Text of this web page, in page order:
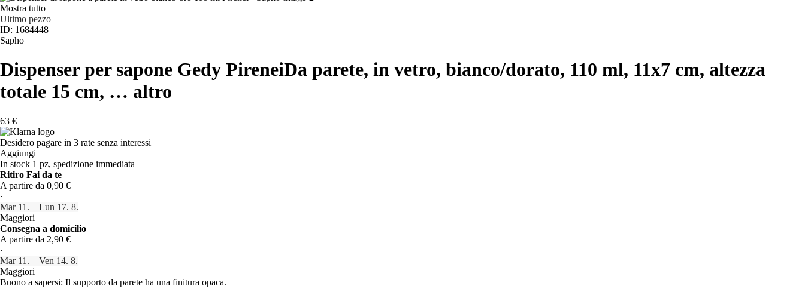
Mostra tutto
Ultimo pezzo
ID: 1684448
Sapho
Dispenser per sapone Gedy PireneiDa parete, in vetro, bianco/dorato, 110 ml, 11x7 cm, altezza
totale 15 cm, … altro
63 €
Desidero pagare in 3 rate senza interessi
Aggiungi
In stock 1 pz, spedizione immediata
Ritiro Fai da te
A partire da 0,90 €
·
Mar 11. – Lun 17. 8.
Maggiori
Consegna a domicilio
A partire da 2,90 €
·
Mar 11. – Ven 14. 8.
Maggiori
Buono a sapersi: Il supporto da parete ha una finitura opaca.